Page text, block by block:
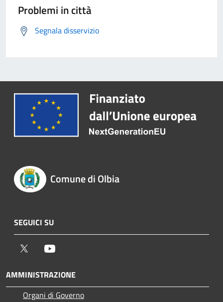
Problemi in città
Segnala disservizio
Comune di Olbia
SEGUICI SU
Twitter
AMMINISTRAZIONE
Organi di Governo